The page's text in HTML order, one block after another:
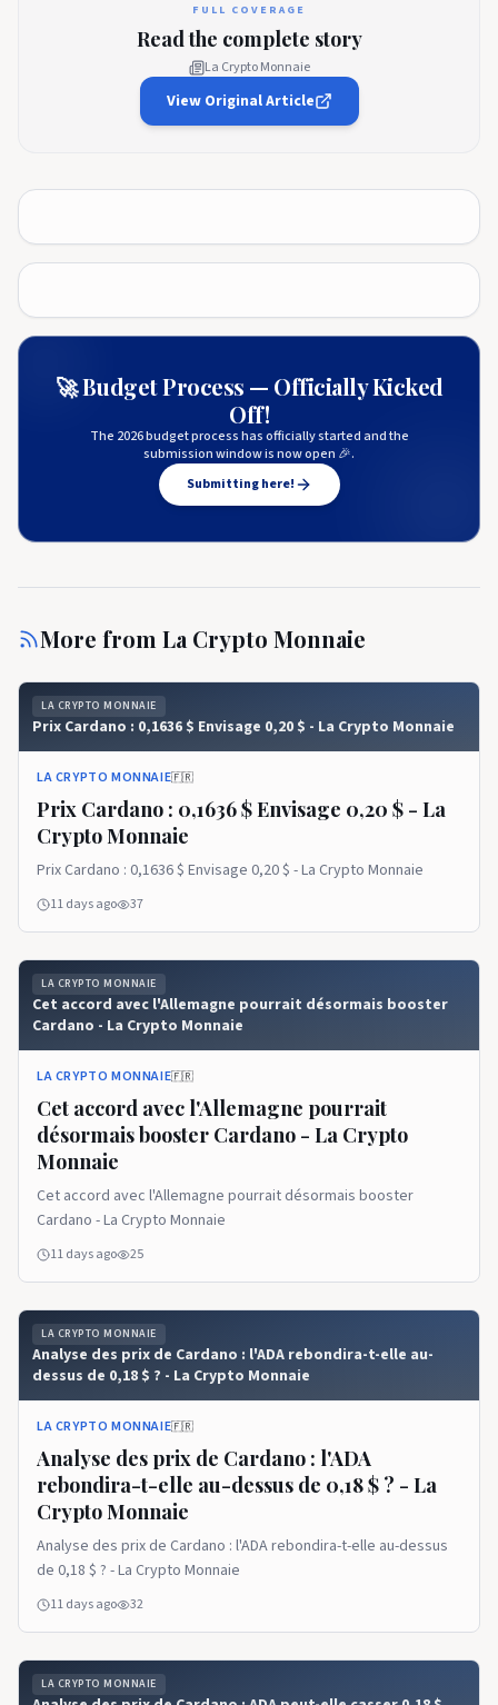
FULL COVERAGE
Read the complete story
La Crypto Monnaie
View Original Article
🚀 Budget Process — Officially Kicked
Off!
The 2026 budget process has officially started and the
submission window is now open 🎉.
Submitting here!
More from La Crypto Monnaie
LA CRYPTO MONNAIE
Prix ​​​​Cardano : 0,1636 $ Envisage 0,20 $ - La Crypto Monnaie
LA CRYPTO MONNAIE🇫🇷
Prix ​​​​Cardano : 0,1636 $ Envisage 0,20 $ - La
Crypto Monnaie
Prix ​​​​Cardano : 0,1636 $ Envisage 0,20 $ - La Crypto Monnaie
11 days ago 37
LA CRYPTO MONNAIE
Cet accord avec l'Allemagne pourrait désormais booster
Cardano - La Crypto Monnaie
LA CRYPTO MONNAIE🇫🇷
Cet accord avec l'Allemagne pourrait
désormais booster Cardano - La Crypto
Monnaie
Cet accord avec l'Allemagne pourrait désormais booster
Cardano - La Crypto Monnaie
11 days ago 25
LA CRYPTO MONNAIE
Analyse des prix de Cardano : l'ADA rebondira-t-elle au-
dessus de 0,18 $ ? - La Crypto Monnaie
LA CRYPTO MONNAIE🇫🇷
Analyse des prix de Cardano : l'ADA
rebondira-t-elle au-dessus de 0,18 $ ? - La
Crypto Monnaie
Analyse des prix de Cardano : l'ADA rebondira-t-elle au-dessus
de 0,18 $ ? - La Crypto Monnaie
11 days ago 32
LA CRYPTO MONNAIE